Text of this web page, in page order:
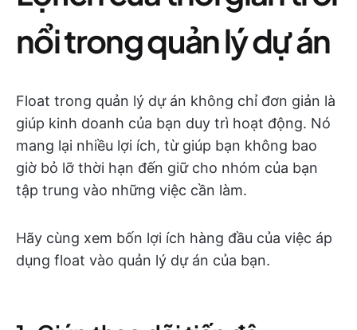
nổi trong quản lý dự án
Float trong quản lý dự án không chỉ đơn giản là
giúp kinh doanh của bạn duy trì hoạt động. Nó
mang lại nhiều lợi ích, từ giúp bạn không bao
giờ bỏ lỡ thời hạn đến giữ cho nhóm của bạn
tập trung vào những việc cần làm.
Hãy cùng xem bốn lợi ích hàng đầu của việc áp
dụng float vào quản lý dự án của bạn.